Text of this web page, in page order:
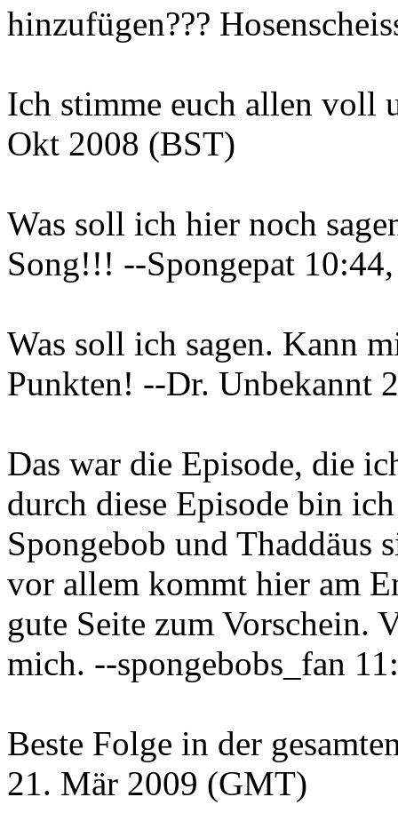
hinzufügen???
Ich stimme euch allen voll
Okt 2008 (BST)
Was soll ich hier noch
Song!!! --Spongepat
Was soll ich sagen. Kann
Punkten! --Dr. Unbekannt
Das war die Episode, die
durch diese Episode bin
Spongebob und Thaddäus
vor allem kommt hier am
gute Seite zum Vorschein.
mich. --spongebobs_fan
Beste Folge in der
21. Mär 2009 (GMT)